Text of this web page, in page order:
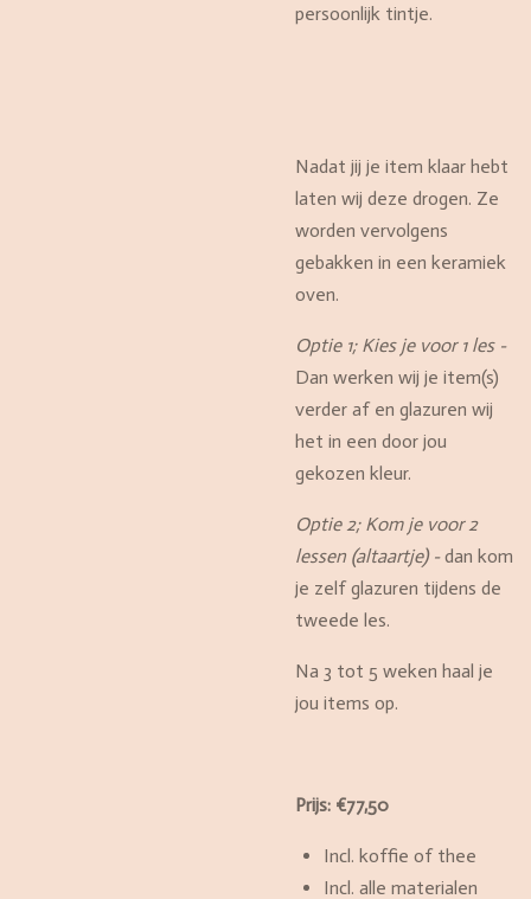
persoonlijk tintje.
Nadat jij je item klaar hebt
laten wij deze drogen. Ze
worden vervolgens
gebakken in een keramiek
oven.
Optie 1; Kies je voor 1 les -
Dan werken wij je item(s)
verder af en glazuren wij
het in een door jou
gekozen kleur.
Optie 2; Kom je voor 2
lessen (altaartje) -dan kom
je zelf glazuren tijdens de
tweede les.
Na 3 tot 5 weken haal je
jou items op.
Prijs: €77,50
Incl. koffie of thee
Incl. alle materialen